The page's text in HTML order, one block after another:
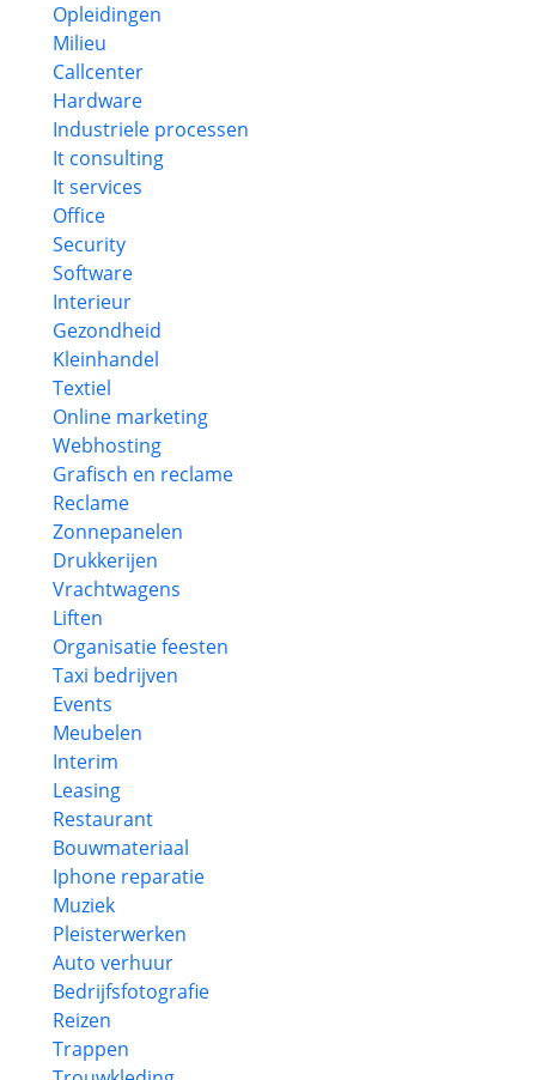
Opleidingen
Milieu
Callcenter
Hardware
Industriele processen
It consulting
It services
Office
Security
Software
Interieur
Gezondheid
Kleinhandel
Textiel
Online marketing
Webhosting
Grafisch en reclame
Reclame
Zonnepanelen
Drukkerijen
Vrachtwagens
Liften
Organisatie feesten
Taxi bedrijven
Events
Meubelen
Interim
Leasing
Restaurant
Bouwmateriaal
Iphone reparatie
Muziek
Pleisterwerken
Auto verhuur
Bedrijfsfotografie
Reizen
Trappen